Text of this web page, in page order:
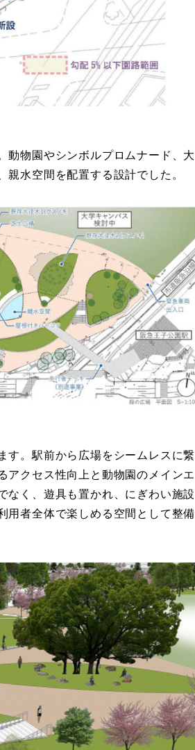
動物園やシンボルプロムナード、大
水空間を配置する設計でした。
す。駅前から広場をシームレスに繋
アクセス性向上と動物園のメインエ
なく、遊具も置かれ、にぎわい施設
用者全体で楽しめる空間として整備